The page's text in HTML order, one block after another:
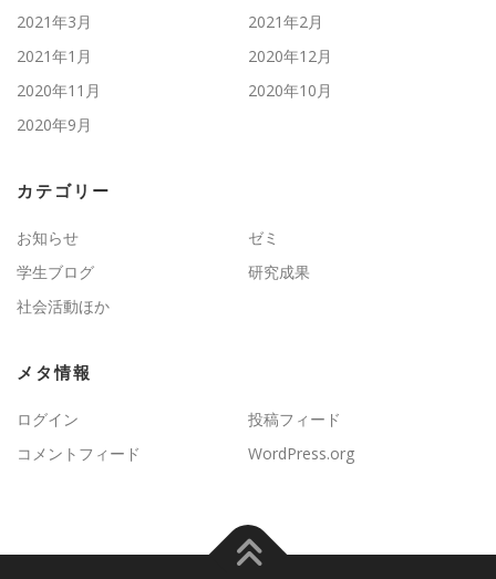
2021年3月
2021年2月
2021年1月
2020年12月
2020年11月
2020年10月
2020年9月
カテゴリー
お知らせ
ゼミ
学生ブログ
研究成果
社会活動ほか
メタ情報
ログイン
投稿フィード
コメントフィード
WordPress.org